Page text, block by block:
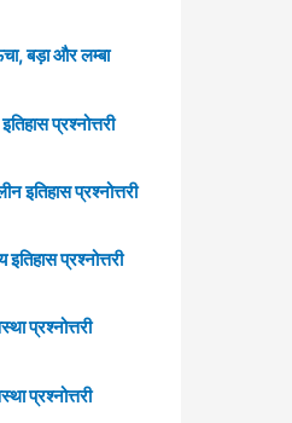
बड़ा और लम्बा
प्रश्नोत्तरी
इतिहास प्रश्नोत्तरी
प्रश्नोत्तरी
प्रश्नोत्तरी
प्रश्नोत्तरी